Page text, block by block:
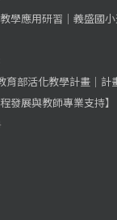
學應用研習｜義盛國
育部活化教學計畫｜計
發展與教師專業支持】